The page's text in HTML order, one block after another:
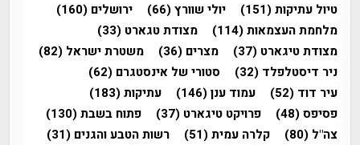
טיול עתיקות(151) יולי שוורץ(66) ירושלים (160)
מלחמת העצמאות(114) מצודת טגארט (33)
מצודת טיגארט (37) מצרים (36) משטרת ישראל (82)
ניר דיסטלפלד (32) סטורי של אינסטגרם (62)
עיר דוד (52) עמוד ענן(146) עתיקות(183)
פסיפס(48) פרויקט טיגארט (37) פתוח בשבת(130)
צה"ל (80) קלרה עמית(51) רשות הטבע והגנים (31)